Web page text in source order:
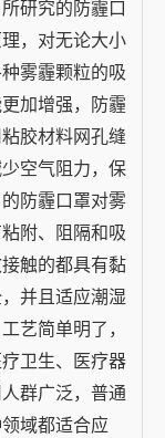
研究的防霾口
，对无论大小
雾霾颗粒的吸
加增强，防霾
胶材料网孔缝
空气阻力，保
防霾口罩对雾
附、阻隔和吸
触的都具有黏
并且适应潮湿
艺简单明了，
卫生、医疗器
群广泛，普通
域都适合应